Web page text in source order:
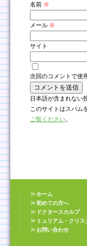
名前 ※
メール ※
サイト
次回のコメントで使
日本語が含まれない
このサイトはスパム
ご覧ください。
ホーム
初めての方へ
ドクタースカルプ
ミュリアム・クリス
お問い合わせ